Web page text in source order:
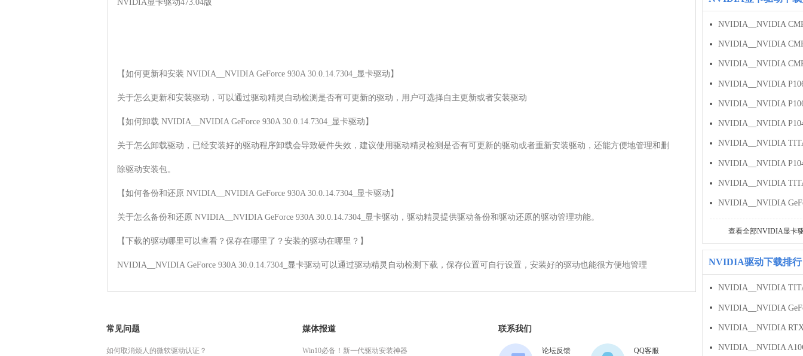
NVIDIA显卡驱动473.04版
【如何更新和安装 NVIDIA__NVIDIA GeForce 930A 30.0.14.7304_显卡驱动】
关于怎么更新和安装驱动，可以通过驱动精灵自动检测是否有可更新的驱动，用户可选择自主更新或者安装驱动
【如何卸载 NVIDIA__NVIDIA GeForce 930A 30.0.14.7304_显卡驱动】
关于怎么卸载驱动，已经安装好的驱动程序卸载会导致硬件失效，建议使用驱动精灵检测是否有可更新的驱动或者重新安装驱动，还能方便地管理和删
除驱动安装包。
【如何备份和还原 NVIDIA__NVIDIA GeForce 930A 30.0.14.7304_显卡驱动】
关于怎么备份和还原 NVIDIA__NVIDIA GeForce 930A 30.0.14.7304_显卡驱动，驱动精灵提供驱动备份和驱动还原的驱动管理功能。
【下载的驱动哪里可以查看？保存在哪里了？安装的驱动在哪里？】
NVIDIA__NVIDIA GeForce 930A 30.0.14.7304_显卡驱动可以通过驱动精灵自动检测下载，保存位置可自行设置，安装好的驱动也能很方便地管理
查看全部NVIDIA显卡
NVIDIA驱动下载排行
常见问题
如何取消烦人的微软驱动认证？
媒体报道
Win10必备！新一代驱动安装神器
联系我们
论坛反馈 QQ客服